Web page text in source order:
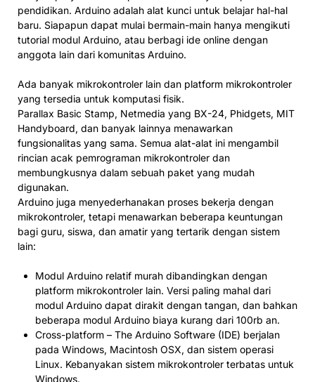
pendidikan. Arduino adalah alat kunci untuk belajar hal-hal
baru. Siapapun dapat mulai bermain-main hanya mengikuti
tutorial modul Arduino, atau berbagi ide online dengan
anggota lain dari komunitas Arduino.
Ada banyak mikrokontroler lain dan platform mikrokontroler
yang tersedia untuk komputasi fisik.
Parallax Basic Stamp, Netmedia yang BX-24, Phidgets, MIT
Handyboard, dan banyak lainnya menawarkan
fungsionalitas yang sama. Semua alat-alat ini mengambil
rincian acak pemrograman mikrokontroler dan
membungkusnya dalam sebuah paket yang mudah
digunakan.
Arduino juga menyederhanakan proses bekerja dengan
mikrokontroler, tetapi menawarkan beberapa keuntungan
bagi guru, siswa, dan amatir yang tertarik dengan sistem
lain:
Modul Arduino relatif murah dibandingkan dengan
platform mikrokontroler lain. Versi paling mahal dari
modul Arduino dapat dirakit dengan tangan, dan bahkan
beberapa modul Arduino biaya kurang dari 100rb an.
Cross-platform – The Arduino Software (IDE) berjalan
pada Windows, Macintosh OSX, dan sistem operasi
Linux. Kebanyakan sistem mikrokontroler terbatas untuk
Windows.